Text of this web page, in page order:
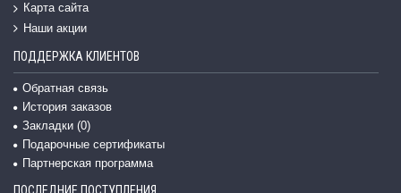
Карта сайта
Наши акции
ПОДДЕРЖКА КЛИЕНТОВ
Обратная связь
История заказов
Закладки (0)
Подарочные сертификаты
Партнерская программа